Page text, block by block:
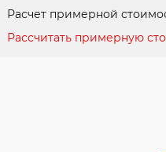
Расчет примерной
Рассчитать примерную